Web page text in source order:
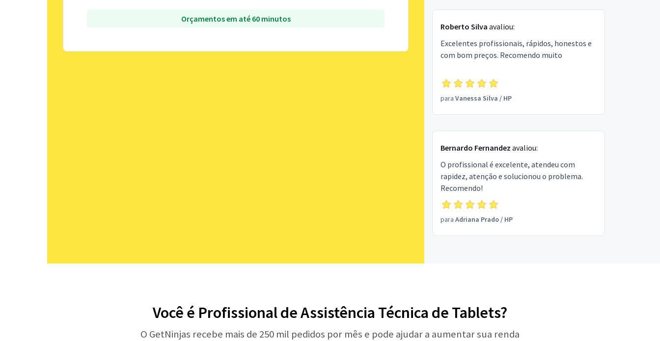
Orçamentos em até 60 minutos
Roberto Silva avaliou:
Excelentes profissionais, rápidos, honestos e
com bom preços. Recomendo muito
para Vanessa Silva / HP
Bernardo Fernandez avaliou:
O profissional é excelente, atendeu com
rapidez, atenção e solucionou o problema.
Recomendo!
para Adriana Prado/ HP
Você é Profissional de Assistência Técnica de Tablets?
O GetNinjas recebe mais de 250 mil pedidos por mês e pode ajudar a aumentar sua renda